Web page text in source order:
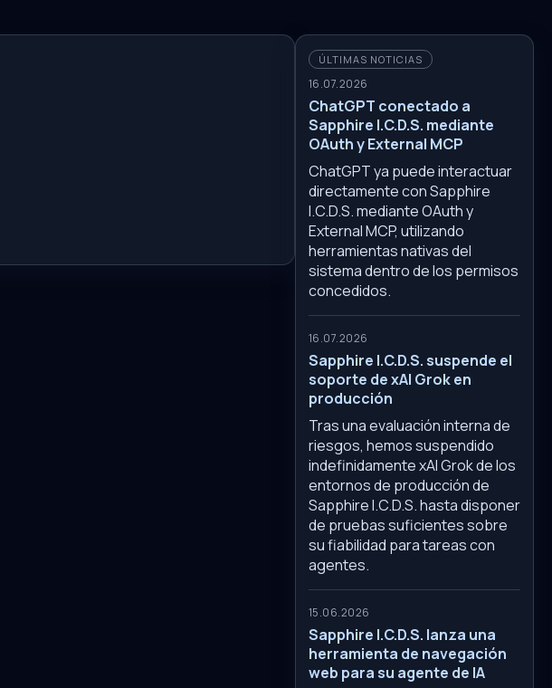
ÚLTIMAS NOTICIAS
16.07.2026
ChatGPT conectado a
Sapphire I.C.D.S. mediante
OAuth y External MCP
ChatGPT ya puede interactuar
directamente con Sapphire
I.C.D.S. mediante OAuth y
External MCP, utilizando
herramientas nativas del
sistema dentro de los permisos
concedidos.
16.07.2026
Sapphire I.C.D.S. suspende el
soporte de xAI Grok en
producción
Tras una evaluación interna de
riesgos, hemos suspendido
indefinidamente xAI Grok de los
entornos de producción de
Sapphire I.C.D.S. hasta disponer
de pruebas suficientes sobre
su fiabilidad para tareas con
agentes.
15.06.2026
Sapphire I.C.D.S. lanza una
herramienta de navegación
web para su agente de IA